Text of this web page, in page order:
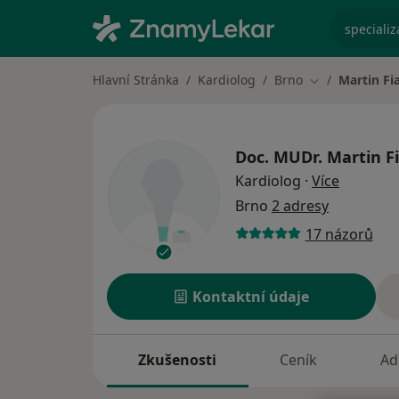
Hlavní Stránka Kardiolog Brno Změna města
Martin
Doc. MUDr. Martin
Kardiolog · Více
Brno 2 adresy
17 názorů
Kontaktní údaje
Zkušenosti Ceník